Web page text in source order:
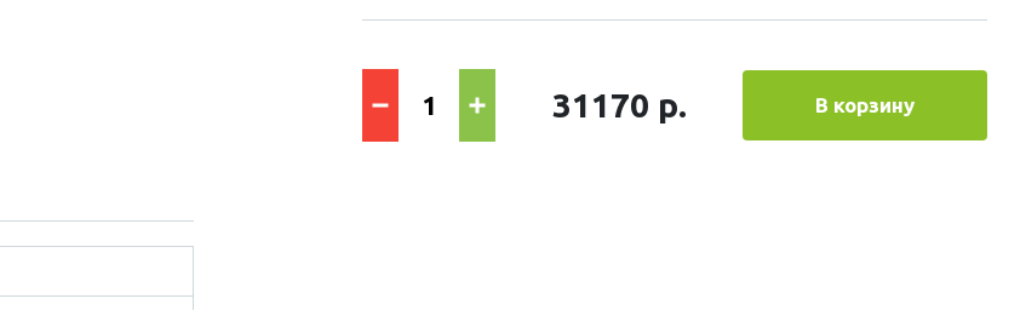
31170 р. В корзину